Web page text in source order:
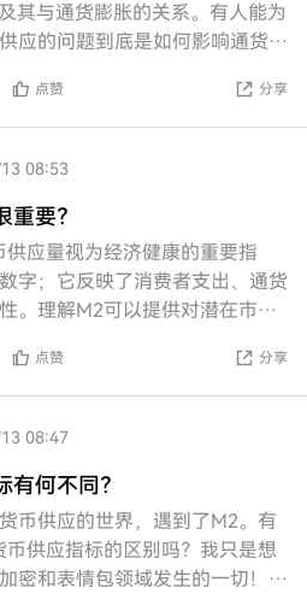
其与通货膨胀的关系。有人能为
应的问题到底是如何影响通货膨
点赞 分享
08:53
要？
应量视为经济健康的重要指
字；它反映了消费者支出、通货
。理解M2可以提供对潜在市场
点赞 分享
08:47
何不同？
币供应的世界，遇到了M2。有
供应指标的区别吗？我只是想
密和表情包领域发生的一切！谢